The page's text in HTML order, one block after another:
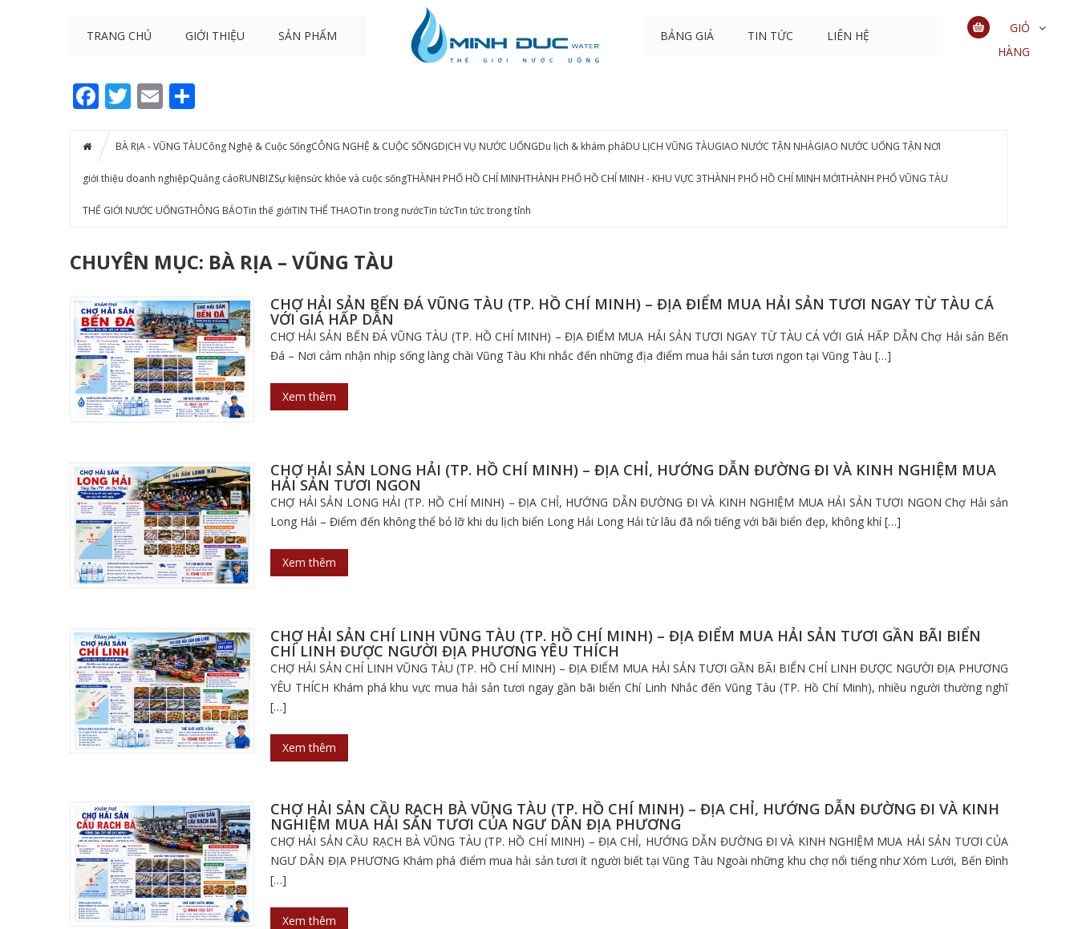
TRANG CHỦ GIỚI THIỆU SẢN PHẨM BẢNG GIÁ TIN TỨC LIÊN HỆ
GIỎ
HÀNG
Facebook
Twitter
Email
BÀ RỊA - VŨNG TÀUCông Nghệ & Cuộc SốngCÔNG NGHỆ & CUỘC SỐNGDỊCH VỤ NƯỚC UỐNGDu lịch & khám pháDU LỊCH VŨNG TÀUGIAO NƯỚC TẬN NHÀGIAO NƯỚC UỐNG TẬN NƠI
giới thiệu doanh nghiệpQuảng cáoRUNBIZSự kiệnsức khỏe và cuộc sốngTHÀNH PHỐ HỒ CHÍ MINHTHÀNH PHỐ HỒ CHÍ MINH - KHU VỰC 3THÀNH PHỐ HỒ CHÍ MINH MỚITHÀNH PHỐ VŨNG TÀU
THẾ GIỚI NƯỚC UỐNGTHÔNG BÁOTin thế giớiTIN THỂ THAOTin trong nướcTin tứcTin tức trong tỉnh
CHUYÊN MỤC: BÀ RỊA – VŨNG TÀU
CHỢ HẢI SẢN BẾN ĐÁ VŨNG TÀU (TP. HỒ CHÍ MINH) – ĐỊA ĐIỂM MUA HẢI SẢN TƯƠI NGAY TỪ TÀU CÁ
VỚI GIÁ HẤP DẪN
CHỢ HẢI SẢN BẾN ĐÁ VŨNG TÀU (TP. HỒ CHÍ MINH) – ĐỊA ĐIỂM MUA HẢI SẢN TƯƠI NGAY TỪ TÀU CÁ VỚI GIÁ HẤP DẪN Chợ Hải sản Bến
Đá – Nơi cảm nhận nhịp sống làng chài Vũng Tàu Khi nhắc đến những địa điểm mua hải sản tươi ngon tại Vũng Tàu […]
Xem thêm
CHỢ HẢI SẢN LONG HẢI (TP. HỒ CHÍ MINH) – ĐỊA CHỈ, HƯỚNG DẪN ĐƯỜNG ĐI VÀ KINH NGHIỆM MUA
HẢI SẢN TƯƠI NGON
CHỢ HẢI SẢN LONG HẢI (TP. HỒ CHÍ MINH) – ĐỊA CHỈ, HƯỚNG DẪN ĐƯỜNG ĐI VÀ KINH NGHIỆM MUA HẢI SẢN TƯƠI NGON Chợ Hải sản
Long Hải – Điểm đến không thể bỏ lỡ khi du lịch biển Long Hải Long Hải từ lâu đã nổi tiếng với bãi biển đẹp, không khí […]
Xem thêm
CHỢ HẢI SẢN CHÍ LINH VŨNG TÀU (TP. HỒ CHÍ MINH) – ĐỊA ĐIỂM MUA HẢI SẢN TƯƠI GẦN BÃI BIỂN
CHÍ LINH ĐƯỢC NGƯỜI ĐỊA PHƯƠNG YÊU THÍCH
CHỢ HẢI SẢN CHÍ LINH VŨNG TÀU (TP. HỒ CHÍ MINH) – ĐỊA ĐIỂM MUA HẢI SẢN TƯƠI GẦN BÃI BIỂN CHÍ LINH ĐƯỢC NGƯỜI ĐỊA PHƯƠNG
YÊU THÍCH Khám phá khu vực mua hải sản tươi ngay gần bãi biển Chí Linh Nhắc đến Vũng Tàu (TP. Hồ Chí Minh), nhiều người thường nghĩ
[…]
Xem thêm
CHỢ HẢI SẢN CẦU RẠCH BÀ VŨNG TÀU (TP. HỒ CHÍ MINH) – ĐỊA CHỈ, HƯỚNG DẪN ĐƯỜNG ĐI VÀ KINH
NGHIỆM MUA HẢI SẢN TƯƠI CỦA NGƯ DÂN ĐỊA PHƯƠNG
CHỢ HẢI SẢN CẦU RẠCH BÀ VŨNG TÀU (TP. HỒ CHÍ MINH) – ĐỊA CHỈ, HƯỚNG DẪN ĐƯỜNG ĐI VÀ KINH NGHIỆM MUA HẢI SẢN TƯƠI CỦA
NGƯ DÂN ĐỊA PHƯƠNG Khám phá điểm mua hải sản tươi ít người biết tại Vũng Tàu Ngoài những khu chợ nổi tiếng như Xóm Lưới, Bến Đình
[…]
Xem thêm